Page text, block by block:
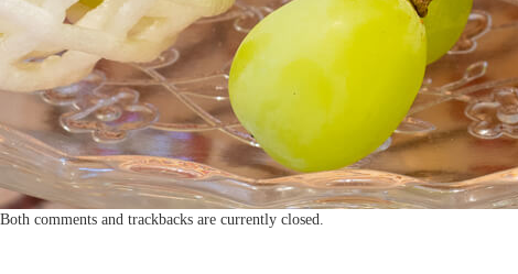
Both comments and trackbacks are currently closed.